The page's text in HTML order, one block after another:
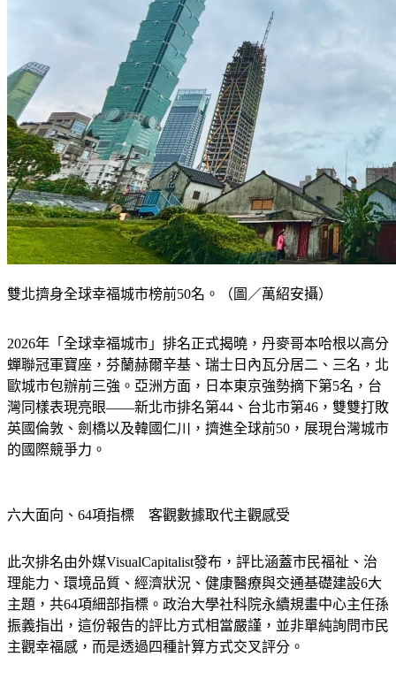
雙北擠身全球幸福城市榜前50名。（圖／萬紹安攝）
2026年「全球幸福城市」排名正式揭曉，丹麥哥本哈根以高分
蟬聯冠軍寶座，芬蘭赫爾辛基、瑞士日內瓦分居二、三名，北
歐城市包辦前三強。亞洲方面，日本東京強勢摘下第5名，台
灣同樣表現亮眼——新北市排名第44、台北市第46，雙雙打敗
英國倫敦、劍橋以及韓國仁川，擠進全球前50，展現台灣城市
的國際競爭力。
六大面向、64項指標　客觀數據取代主觀感受
此次排名由外媒VisualCapitalist發布，評比涵蓋市民福祉、治
理能力、環境品質、經濟狀況、健康醫療與交通基礎建設6大
主題，共64項細部指標。政治大學社科院永續規畫中心主任孫
振義指出，這份報告的評比方式相當嚴謹，並非單純詢問市民
主觀幸福感，而是透過四種計算方式交叉評分。